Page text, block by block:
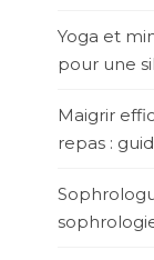
Yoga et
pour une
Maigrir
repas :